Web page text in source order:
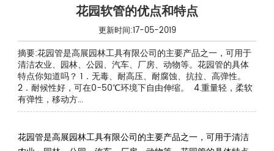
花园软管的优点和特点
更新时间:17-05-2019
摘要:花园管是高展园林工具有限公司的主要产品之一，可用于
清洁农业、园林、公园、汽车、厂房、动物等。花园管的具体
特点你知道吗？ 1．无毒、耐高压、耐腐蚀、抗拉、高弹性。
2．耐候性好，可在0-50℃环境下自由伸缩。 4.重量轻，柔软
有弹性，移动方...
花园管是高展园林工具有限公司的主要产品之一，可用于清洁